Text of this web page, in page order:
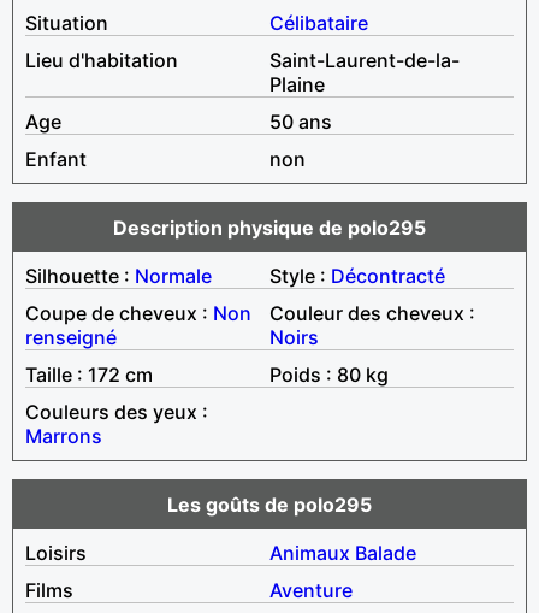
Situation
Célibataire
Lieu d'habitation
Saint-Laurent-de-la-
Plaine
Age
50 ans
Enfant
non
Description physique de polo295
Silhouette : Normale Style : Décontracté
Coupe de cheveux : Non
renseigné
Couleur des cheveux :
Noirs
Taille : 172 cm
Poids : 80 kg
Couleurs des yeux :
Marrons
Les goûts de polo295
Loisirs
Animaux Balade
Films
Aventure